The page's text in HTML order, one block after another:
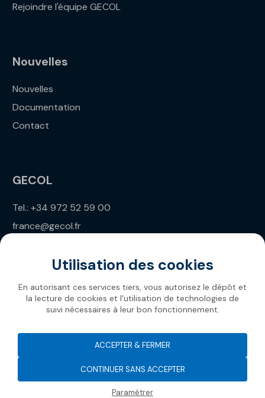
Rejoindre l'équipe GECOL
Nouvelles
Nouvelles
Documentation
Contact
GECOL
Tel.: +34 972 52 59 00
france@gecol.fr
Gecol 2026
Utilisation des cookies
En autorisant ces services tiers, vous autorisez le dépôt et
la lecture de cookies et l'utilisation de technologies de
suivi nécessaires à leur bon fonctionnement.
CONTINUER SANS ACCEPTER
Paramétrer
ACCEPTER & FERMER